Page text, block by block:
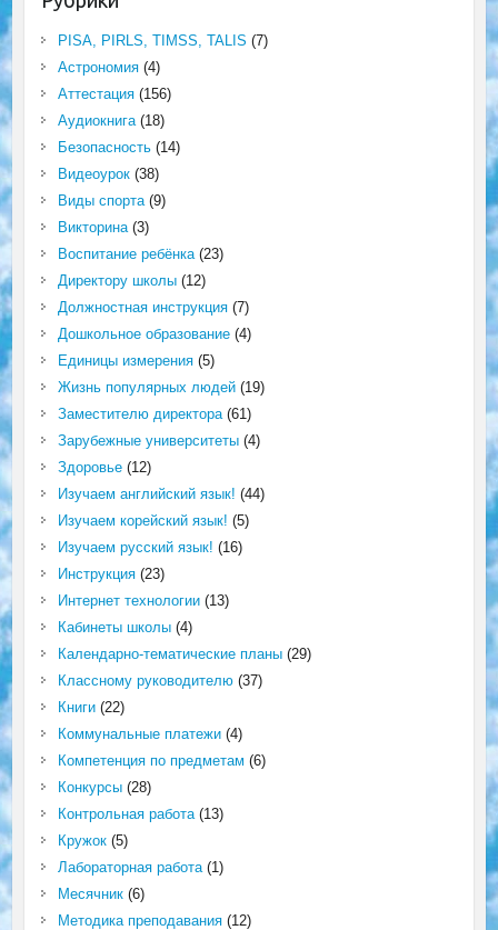
PISA, PIRLS, TIMSS, TALIS (7)
Астрономия(4)
Аттестация(156)
Аудиокнига(18)
Безопасность(14)
Видеоурок(38)
Виды спорта(9)
Викторина(3)
Воспитание ребёнка(23)
Директору школы(12)
Должностная инструкция(7)
Дошкольное образование(4)
Единицы измерения(5)
Жизнь популярных людей(19)
Заместителю директора(61)
Зарубежные университеты(4)
Здоровье(12)
Изучаем английский язык! (44)
Изучаем корейский язык! (5)
Изучаем русский язык! (16)
Инструкция(23)
Интернет технологии(13)
Кабинеты школы(4)
Календарно-тематические планы(29)
Классному руководителю(37)
Книги(22)
Коммунальные платежи(4)
Компетенция по предметам (6)
Конкурсы(28)
Контрольная работа(13)
Кружок(5)
Лабораторная работа(1)
Месячник(6)
Методика преподавания(12)